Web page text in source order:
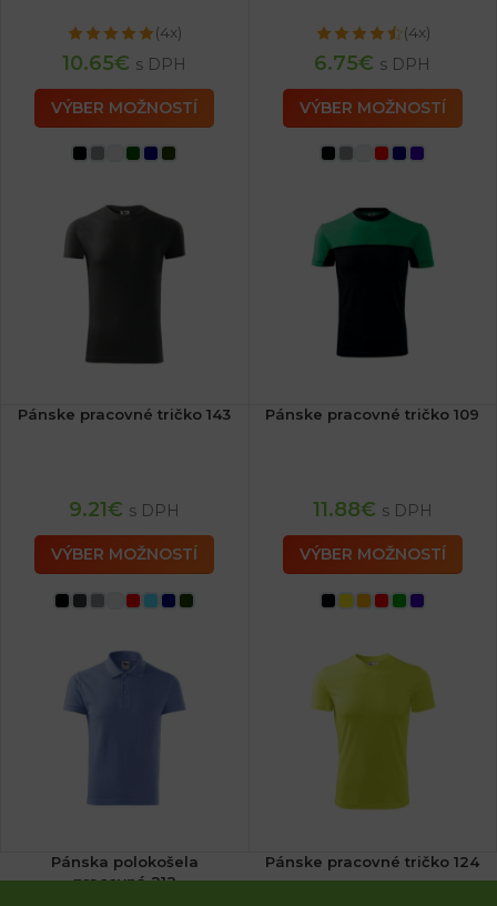
(4x)
10.65€ s DPH
VÝBER MOŽNOSTÍ
(4x)
6.75€ s DPH
VÝBER MOŽNOSTÍ
Pánske pracovné tričko 143
9.21€ s DPH
VÝBER MOŽNOSTÍ
Pánske pracovné tričko 109
11.88€ s DPH
VÝBER MOŽNOSTÍ
Pánska polokošela
pracovná 212
Pánske pracovné tričko 124